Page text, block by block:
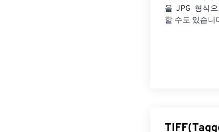
을 JPG 형식
할 수도 있습니